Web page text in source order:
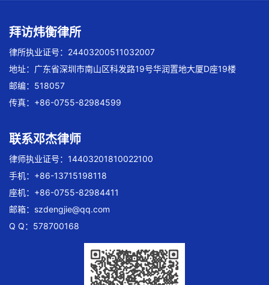
拜访炜衡律所
律所执业证号：24403200511032007
地址：广东省深圳市南山区科发路19号华润置地大厦D座19楼
邮编：518057
传真：+86-0755-82984599
联系邓杰律师
律师执业证号：14403201810022100
手机：+86-13715198118
座机：+86-0755-82984411
邮箱： szdengjie@qq.com
Q Q：578700168